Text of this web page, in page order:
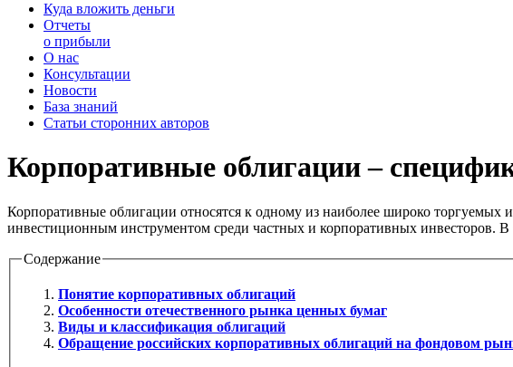
Куда вложить деньги
Отчеты
о прибыли
О нас
Консультации
Новости
База знаний
Статьи сторонних авторов
Корпоративные облигации –
Корпоративные облигации относятся к одному из наиболее широко
инвестиционным инструментом среди частных и корпоративных инвесторов.
Содержание
Понятие корпоративных облигаций
Особенности отечественного рынка ценных бумаг
Виды и классификация облигаций
Обращение российских корпоративных облигаций на фондовом